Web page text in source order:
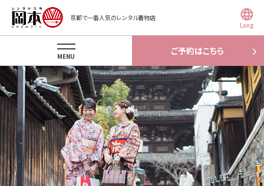
京都で一番人気のレンタル着物店
Lang
ご予約はこちら
MENU